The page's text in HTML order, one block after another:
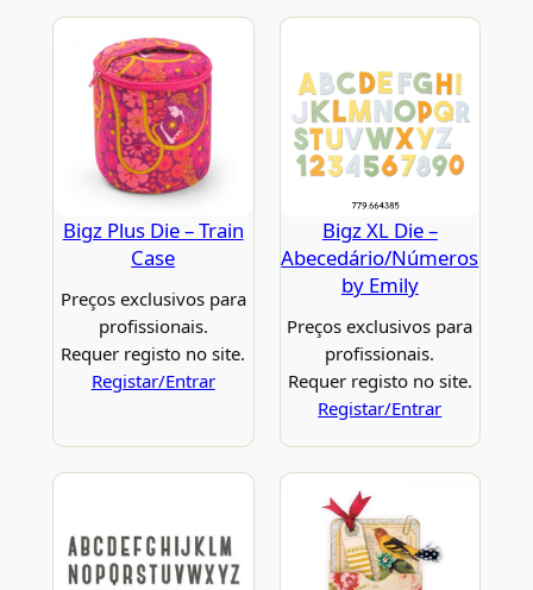
Bigz Plus Die – Train
Case
Preços exclusivos para
profissionais.
Requer registo no site.
Registar/Entrar
Bigz XL Die –
Abecedário/Números
by Emily
Preços exclusivos para
profissionais.
Requer registo no site.
Registar/Entrar